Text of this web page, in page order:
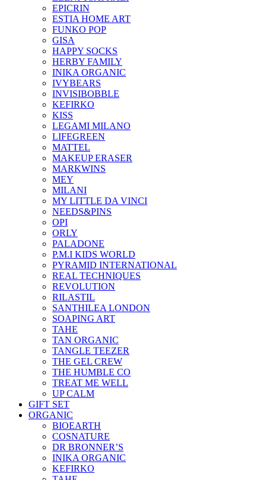
EPICRIN
ESTIA HOME ART
FUNKO POP
GISA
HAPPY SOCKS
HERBY FAMILY
INIKA ORGANIC
IVYBEARS
INVISIBOBBLE
KEFIRKO
KISS
LEGAMI MILANO
LIFEGREEN
MATTEL
MAKEUP ERASER
MARKWINS
MEY
MILANI
MY LITTLE DA VINCI
NEEDS&PINS
OPI
ORLY
PALADONE
P.M.I KIDS WORLD
PYRAMID INTERNATIONAL
REAL TECHNIQUES
REVOLUTION
RILASTIL
SANTHILEA LONDON
SOAPING ART
TAHE
TAN ORGANIC
TANGLE TEEZER
THE GEL CREW
THE HUMBLE CO
TREAT ME WELL
UP CALM
GIFT SET
ORGANIC
BIOEARTH
COSNATURE
DR BRONNER’S
INIKA ORGANIC
KEFIRKO